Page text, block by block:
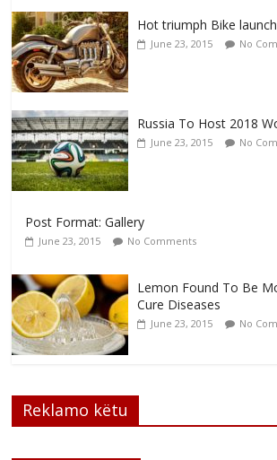
Hot triumph Bike
June 23, 2015 No
Russia To Host 2018
June 23, 2015 No
Post Format: Gallery
June 23, 2015 No Comments
Lemon Found To Be
Cure Diseases
June 23, 2015 No
Reklamo këtu